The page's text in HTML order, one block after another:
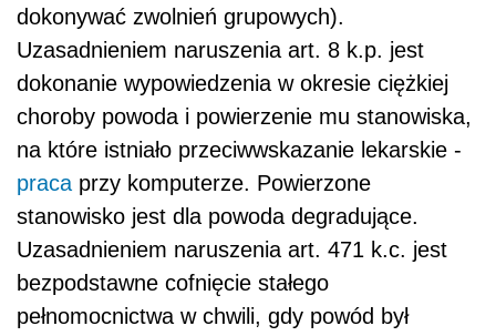
dokonywać zwolnień grupowych).
Uzasadnieniem naruszenia art. 8 k.p. jest
dokonanie wypowiedzenia w okresie ciężkiej
choroby powoda i powierzenie mu stanowiska,
na które istniało przeciwwskazanie lekarskie -
pracaprzy komputerze. Powierzone
stanowisko jest dla powoda degradujące.
Uzasadnieniem naruszenia art. 471 k.c. jest
bezpodstawne cofnięcie stałego
pełnomocnictwa w chwili, gdy powód był